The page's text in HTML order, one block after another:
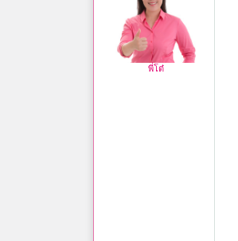
พี่โต๋